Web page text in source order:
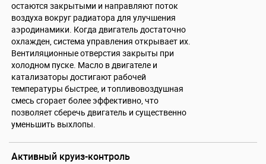
остаются закрытыми и направляют поток
воздуха вокруг радиатора для улучшения
аэродинамики. Когда двигатель достаточно
охлажден, система управления открывает их.
Вентиляционные отверстия закрыты при
холодном пуске. Масло в двигателе и
катализаторы достигают рабочей
температуры быстрее, и топливовоздушная
смесь сгорает более эффективно, что
позволяет сберечь двигатель и существенно
уменьшить выхлопы.
Активный круиз-контроль